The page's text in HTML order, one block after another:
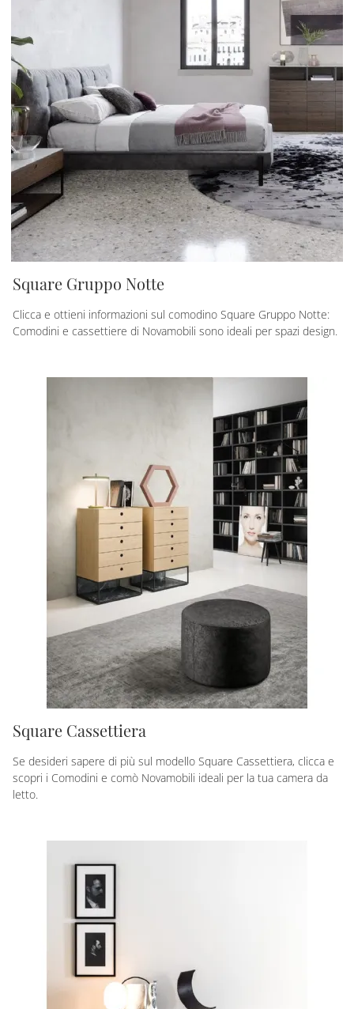
Square Gruppo Notte
Clicca e ottieni informazioni sul comodino Square Gruppo Notte:
Comodini e cassettiere di Novamobili sono ideali per spazi design.
Square Cassettiera
Se desideri sapere di più sul modello Square Cassettiera, clicca e
scopri i Comodini e comò Novamobili ideali per la tua camera da
letto.